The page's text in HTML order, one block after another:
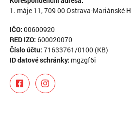
1. máje 11, 709 00 Ostrava-Mariánské
IČO: 00600920
RED IZO: 600020070
Číslo účtu: 71633761/0100 (KB)
ID datové schránky: mgzgf6i